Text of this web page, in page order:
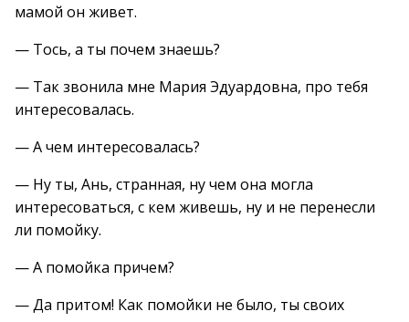
мамой он живет.
— Тось, а ты почем знаешь?
— Так звонила мне Мария Эдуардовна, про тебя
интересовалась.
— А чем интересовалась?
— Ну ты, Ань, странная, ну чем она могла
интересоваться, с кем живешь, ну и не перенесли
ли помойку.
— А помойка причем?
— Да притом! Как помойки не было, ты своих